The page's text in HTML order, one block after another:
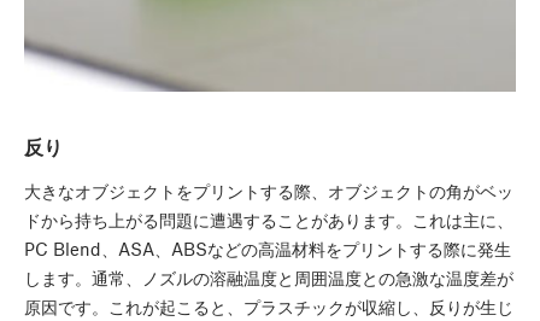
反り
大きなオブジェクトをプリントする際、オブジェクトの角がベッ
ドから持ち上がる問題に遭遇することがあります。これは主に、
PC Blend、ASA、ABSなどの高温材料をプリントする際に発生
します。通常、ノズルの溶融温度と周囲温度との急激な温度差が
原因です。これが起こると、プラスチックが収縮し、反りが生じ